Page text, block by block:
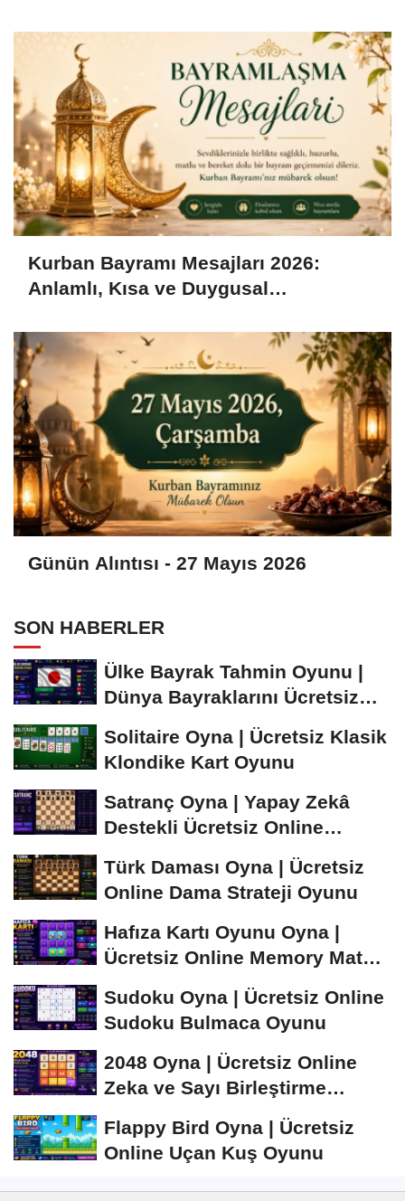
Kurban Bayramı Mesajları 2026:
Anlamlı, Kısa ve Duygusal
Günün Alıntısı - 27 Mayıs 2026
SON HABERLER
Ülke Bayrak Tahmin Oyunu |
Dünya Bayraklarını Ücretsiz
Solitaire Oyna | Ücretsiz Klasik
Klondike Kart Oyunu
Satranç Oyna | Yapay Zekâ
Destekli Ücretsiz Online
Türk Daması Oyna | Ücretsiz
Online Dama Strateji Oyunu
Hafıza Kartı Oyunu Oyna |
Ücretsiz Online Memory Match
Sudoku Oyna | Ücretsiz Online
Sudoku Bulmaca Oyunu
2048 Oyna | Ücretsiz Online
Zeka ve Sayı Birleştirme
Flappy Bird Oyna | Ücretsiz
Online Uçan Kuş Oyunu